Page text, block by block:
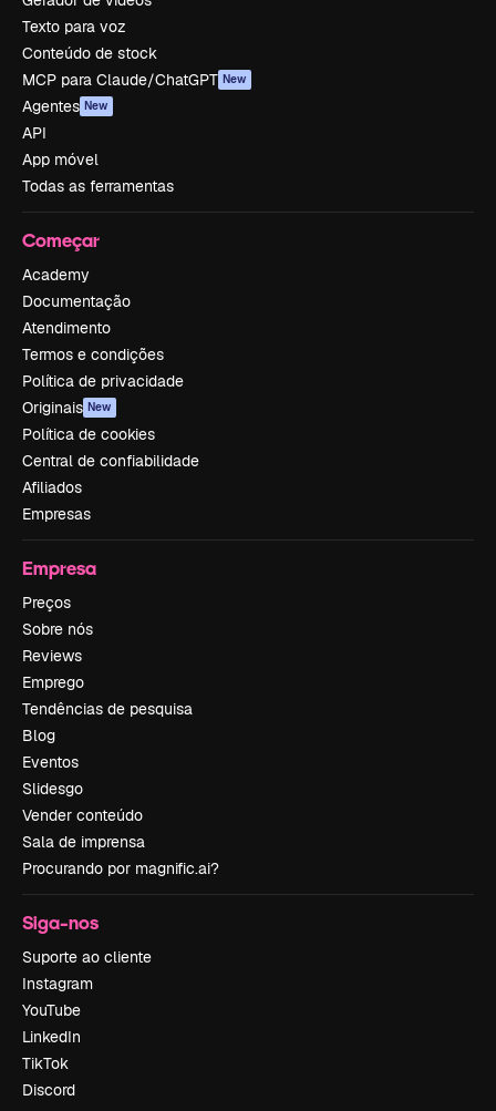
Texto para voz
Conteúdo de stock
MCP para Claude/ChatGPT New
Agentes New
API
App móvel
Todas as ferramentas
Começar
Academy
Documentação
Atendimento
Termos e condições
Política de privacidade
Originais New
Política de cookies
Central de confiabilidade
Afiliados
Empresas
Empresa
Preços
Sobre nós
Reviews
Emprego
Tendências de pesquisa
Blog
Eventos
Slidesgo
Vender conteúdo
Sala de imprensa
Procurando por magnific.ai?
Siga-nos
Suporte ao cliente
Instagram
YouTube
LinkedIn
TikTok
Discord